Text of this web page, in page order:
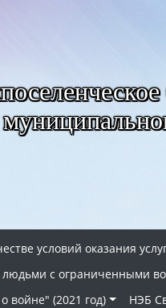
условий оказания
людьми с ограниченными
войне" (2021 год) НЭБ